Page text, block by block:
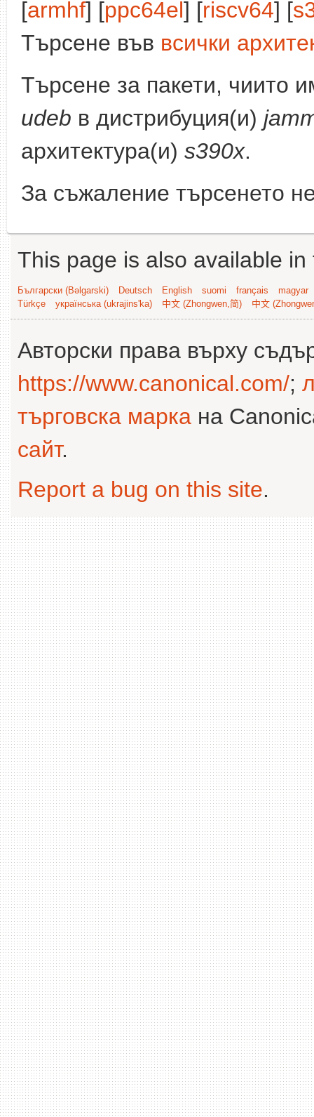
[armhf] [ppc64el] [riscv64] [
Търсене във всички
Търсене за пакети, чиито
udeb в дистрибуция(и)
архитектура(и) s390x.
За съжаление търсенето
This page is also available
Български (Bəlgarski) Deutsch English suomi français
magyar
Türkçe
українська (ukrajins'ka) 中文 (Zhongwen,简) 中文
Авторски права върху
https://www.canonical.com/;
търговска марка на
сайт.
Report a bug on this site.